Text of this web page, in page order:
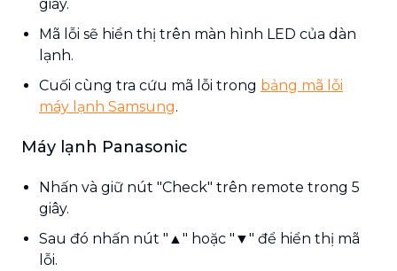
giây.
Mã lỗi sẽ hiển thị trên màn hình LED của dàn
lạnh.
Cuối cùng tra cứu mã lỗi trong bảng mã lỗi
máy lạnh Samsung.
Máy lạnh Panasonic
Nhấn và giữ nút "Check" trên remote trong 5
giây.
Sau đó nhấn nút "▲" hoặc "▼" để hiển thị mã
lỗi.